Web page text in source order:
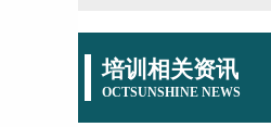
培训相关资讯
OCTSUNSHINE NEWS